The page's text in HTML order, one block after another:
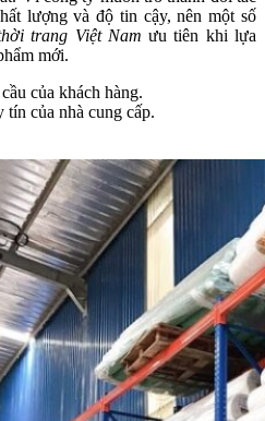
lượng và độ tin cậy, nên một số
trang Việt Nam ưu tiên khi lựa
mới.
của khách hàng.
của nhà cung cấp.